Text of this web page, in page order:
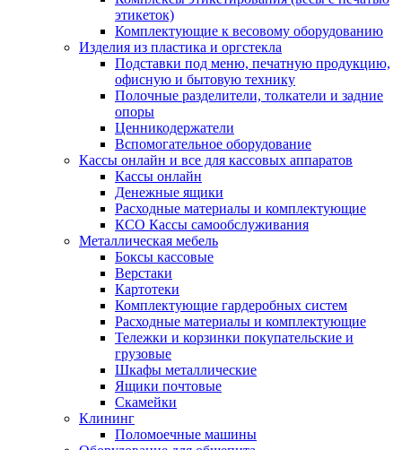
этикеток)
Комплектующие к весовому оборудованию
Изделия из пластика и оргстекла
Подставки под меню, печатную продукцию,
офисную и бытовую технику
Полочные разделители, толкатели и задние
опоры
Ценникодержатели
Вспомогательное оборудование
Кассы онлайн и все для кассовых аппаратов
Кассы онлайн
Денежные ящики
Расходные материалы и комплектующие
КСО Кассы самообслуживания
Металлическая мебель
Боксы кассовые
Верстаки
Картотеки
Комплектующие гардеробных систем
Расходные материалы и комплектующие
Тележки и корзинки покупательские и
грузовые
Шкафы металлические
Ящики почтовые
Скамейки
Клининг
Поломоечные машины